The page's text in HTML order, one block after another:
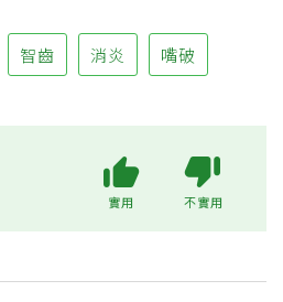
智齒 消炎 嘴破
實用 不實用